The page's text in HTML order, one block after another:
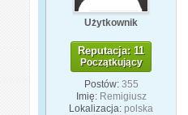
Użytkownik
Reputacja: 11
Początkujący
Postów: 355
Imię: Remigiusz
Lokalizacja: polska